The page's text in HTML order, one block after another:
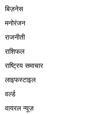
बिज़नेस
मनोरंजन
राजनीती
राशिफल
राष्ट्रिय समाचार
लाइफस्टाइल
वर्ल्ड
वायरल न्यूज़